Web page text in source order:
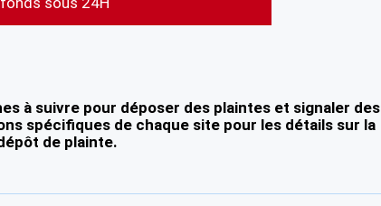
à suivre pour déposer des plaintes et signaler des
spécifiques de chaque site pour les détails sur la
de plainte.